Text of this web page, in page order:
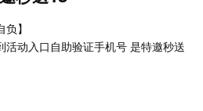
】
活动入口自助验证手机号 是特邀秒送